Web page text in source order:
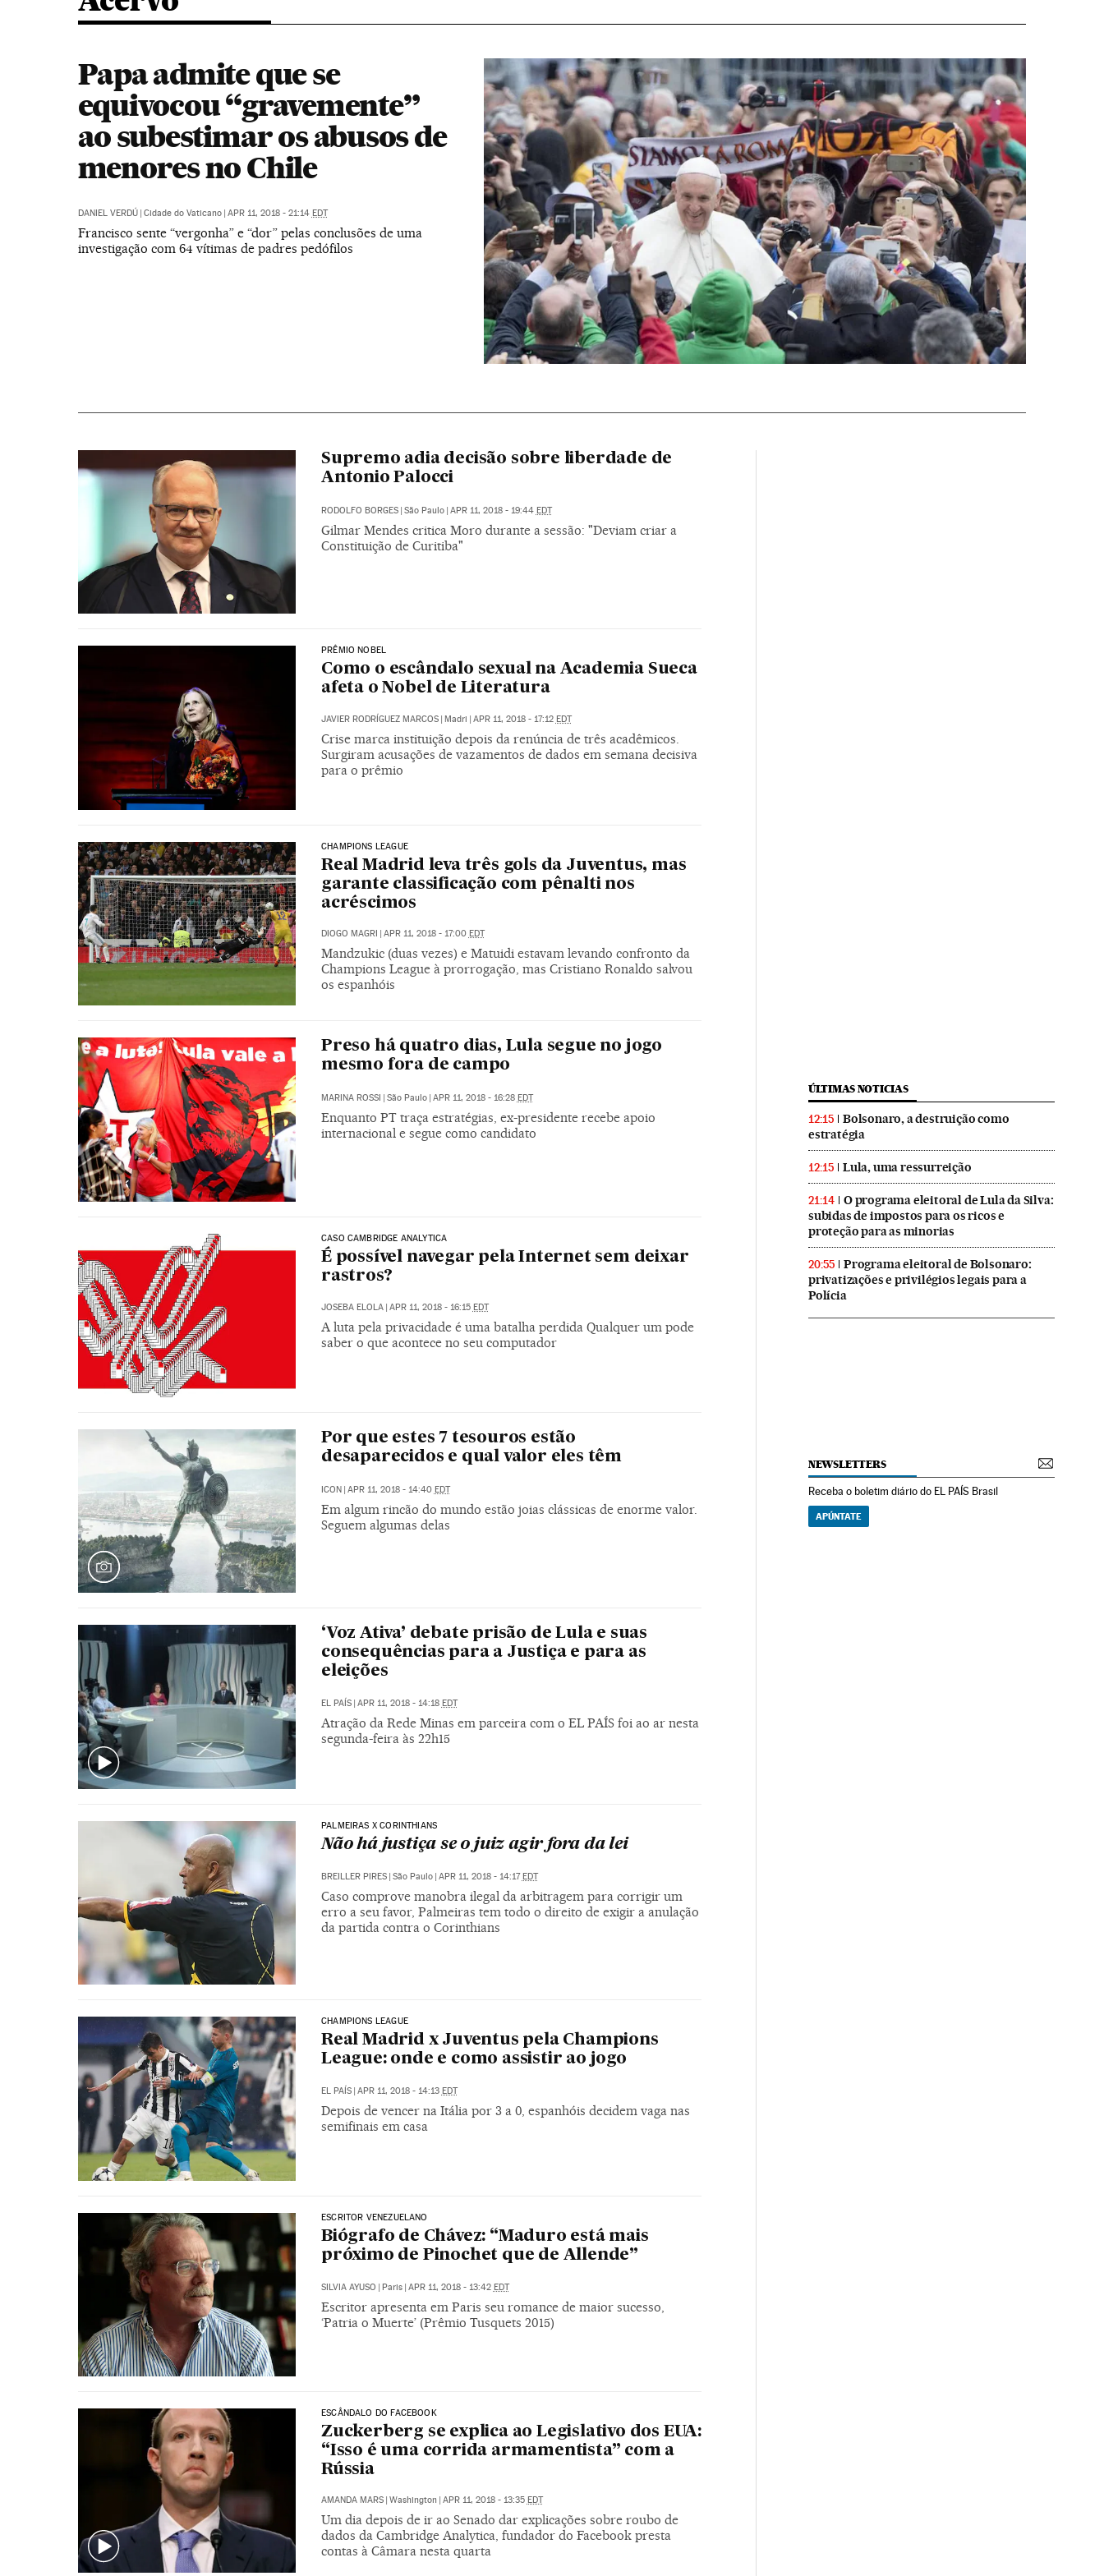
Papa admite que se
equivocou “gravemente”
ao subestimar os abusos de
menores no Chile
DANIEL VERDÚ | Cidade do Vaticano | APR 11, 2018 - 21:14 EDT
Francisco sente “vergonha” e “dor” pelas conclusões de uma
investigação com 64 vítimas de padres pedófilos
Supremo adia decisão sobre liberdade de
Antonio Palocci
RODOLFO BORGES | São Paulo | APR 11, 2018 - 19:44 EDT
Gilmar Mendes critica Moro durante a sessão: "Deviam criar a
Constituição de Curitiba"
PRÊMIO NOBEL
Como o escândalo sexual na Academia Sueca
afeta o Nobel de Literatura
JAVIER RODRÍGUEZ MARCOS Madri APR 11, 2018 - 17:12 EDT
Crise marca instituição depois da renúncia de três acadêmicos.
Surgiram acusações de vazamentos de dados em semana decisiva
para o prêmio
CHAMPIONS LEAGUE
Real Madrid leva três gols da Juventus, mas
garante classificação com pênalti nos
acréscimos
DIOGO MAGRI | APR 11, 2018 - 17:00 EDT
Mandzukic (duas vezes) e Matuidi estavam levando confronto da
Champions League à prorrogação, mas Cristiano Ronaldo salvou
os espanhóis
Preso há quatro dias, Lula segue no jogo
mesmo fora de campo
MARINA ROSSI | São Paulo | APR 11, 2018 - 16:28 EDT
Enquanto PT traça estratégias, ex-presidente recebe apoio
internacional e segue como candidato
CASO CAMBRIDGE ANALYTICA
É possível navegar pela Internet sem deixar
rastros?
JOSEBA ELOLA APR 11, 2018 - 16:15 EDT
A luta pela privacidade é uma batalha perdida Qualquer um pode
saber o que acontece no seu computador
Por que estes 7 tesouros estão
desaparecidos e qual valor eles têm
ICON | APR 11, 2018 - 14:40 EDT
Em algum rincão do mundo estão joias clássicas de enorme valor.
Seguem algumas delas
‘Voz Ativa’ debate prisão de Lula e suas
consequências para a Justiça e para as
eleições
EL PAÍS | APR 11, 2018 - 14:18 EDT
Atração da Rede Minas em parceira com o EL PAÍS foi ao ar nesta
segunda-feira às 22h15
PALMEIRAS X CORINTHIANS
Não há justiça se o juiz agir fora da lei
BREILLER PIRES | São Paulo | APR 11, 2018 - 14:17EDT
Caso comprove manobra ilegal da arbitragem para corrigir um
erro a seu favor, Palmeiras tem todo o direito de exigir a anulação
da partida contra o Corinthians
CHAMPIONS LEAGUE
Real Madrid x Juventus pela Champions
League: onde e como assistir ao jogo
EL PAÍS APR 11, 2018 - 14:13 EDT
Depois de vencer na Itália por 3 a 0, espanhóis decidem vaga nas
semifinais em casa
ESCRITOR VENEZUELANO
Biógrafo de Chávez: “Maduro está mais
próximo de Pinochet que de Allende”
SILVIA AYUSO | Paris | APR 11, 2018 - 13:42 EDT
Escritor apresenta em Paris seu romance de maior sucesso,
‘Patria o Muerte’ (Prêmio Tusquets 2015)
ESCÂNDALO DO FACEBOOK
Zuckerberg se explica ao Legislativo dos EUA:
“Isso é uma corrida armamentista” com a
Rússia
AMANDA MARS | Washington | APR 11, 2018 - 13:35 EDT
Um dia depois de ir ao Senado dar explicações sobre roubo de
dados da Cambridge Analytica, fundador do Facebook presta
contas à Câmara nesta quarta
ÚLTIMAS NOTICIAS
12:15
Bolsonaro, a destruição como
estratégia
12:15 Lula, uma ressurreição
21:14
O programa eleitoral de Lula da Silva:
subidas de impostos para os ricos e
proteção para as minorias
20:55
Programa eleitoral de Bolsonaro:
privatizações e privilégios legais para a
Polícia
NEWSLETTERS
Receba o boletim diário do EL PAÍS Brasil
APÚNTATE